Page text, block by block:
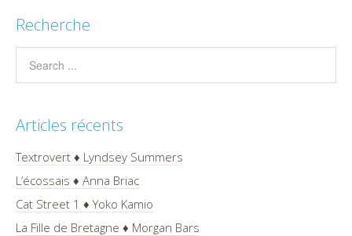
Recherche
Articles récents
Textrovert ♦ Lyndsey Summers
L’écossais ♦ Anna Briac
Cat Street 1 ♦ Yoko Kamio
La Fille de Bretagne ♦ Morgan Bars